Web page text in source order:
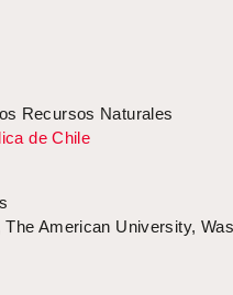
Recursos Naturales
de Chile
American University,